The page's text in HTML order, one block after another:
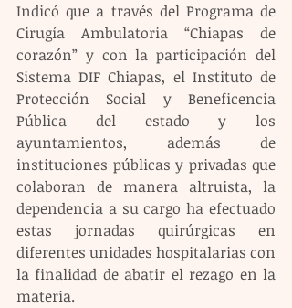
Indicó que a través del Programa de
Cirugía Ambulatoria “Chiapas de
corazón” y con la participación del
Sistema DIF Chiapas, el Instituto de
Protección Social y Beneficencia
Pública del estado y los
ayuntamientos, además de
instituciones públicas y privadas que
colaboran de manera altruista, la
dependencia a su cargo ha efectuado
estas jornadas quirúrgicas en
diferentes unidades hospitalarias con
la finalidad de abatir el rezago en la
materia.